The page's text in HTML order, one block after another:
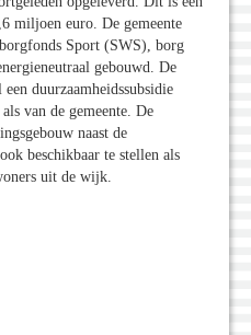
miljoen euro. De gemeente
Sport (SWS), borg
gebouwd. De
duurzaamheidssubsidie
van de gemeente. De
naast de
beschikbaar te stellen als
uit de wijk.